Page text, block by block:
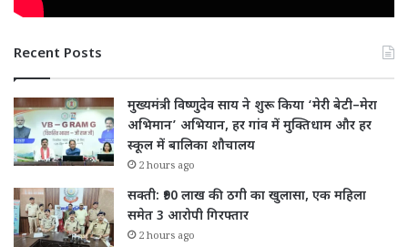
Recent Posts
मुख्यमंत्री विष्णुदेव साय ने शुरू किया ‘मेरी बेटी–मेरा
अभिमान’ अभियान, हर गांव में मुक्तिधाम और हर
स्कूल में बालिका शौचालय
2 hours ago
सक्ती: ₹90 लाख की ठगी का खुलासा, एक महिला
समेत 3 आरोपी गिरफ्तार
2 hours ago